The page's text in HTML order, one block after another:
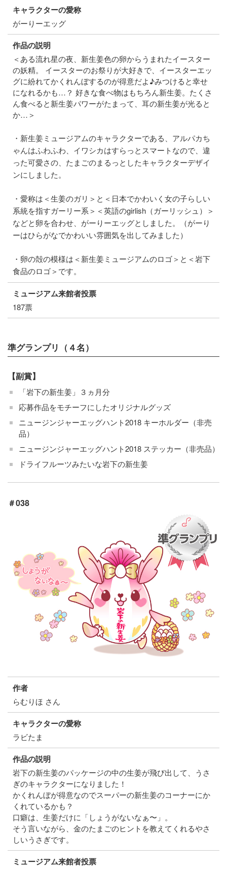
キャラクターの愛称
がーりーエッグ
作品の説明
＜ある流れ星の夜、新生姜色の卵からうまれたイースター
の妖精。 イースターのお祭りが大好きで、イースターエッ
グに紛れてかくれんぼするのが得意だよ♪みつけると幸せ
になれるかも…？ 好きな食べ物はもちろん新生姜。たくさ
ん食べると新生姜パワーがたまって、耳の新生姜が光ると
か…＞
・新生姜ミュージアムのキャラクターである、アルパカち
ゃんはふわふわ、イワシカはすらっとスマートなので、違
った可愛さの、たまごのまるっとしたキャラクターデザイ
ンにしました。
・愛称は＜生姜のガリ＞と＜日本でかわいく女の子らしい
系統を指すガーリー系＞＜英語のgirlish（ガーリッシュ）＞
などと卵を合わせ、がーりーエッグとしました。（がーり
ーはひらがなでかわいい雰囲気を出してみました）
・卵の殻の模様は＜新生姜ミュージアムのロゴ＞と＜岩下
食品のロゴ＞です。
ミュージアム来館者投票
187票
準グランプリ（４名）
【副賞】
「岩下の新生姜」３ヵ月分
応募作品をモチーフにしたオリジナルグッズ
ニュージンジャーエッグハント2018 キーホルダー（非売
品）
ニュージンジャーエッグハント2018 ステッカー（非売品）
ドライフルーツみたいな岩下の新生姜
＃038
作者
らむりほ さん
キャラクターの愛称
ラビたま
作品の説明
岩下の新生姜のパッケージの中の生姜が飛び出して、うさ
ぎのキャラクターになりました！
かくれんぼが得意なのでスーパーの新生姜のコーナーにか
くれているかも？
口癖は、生姜だけに「しょうがないなぁ〜」。
そう言いながら、金のたまごのヒントを教えてくれるやさ
しいうさぎです。
ミュージアム来館者投票